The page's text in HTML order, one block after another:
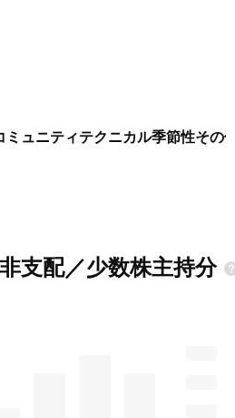
ミュニティテクニカル季節性その
支配／少数株主持分